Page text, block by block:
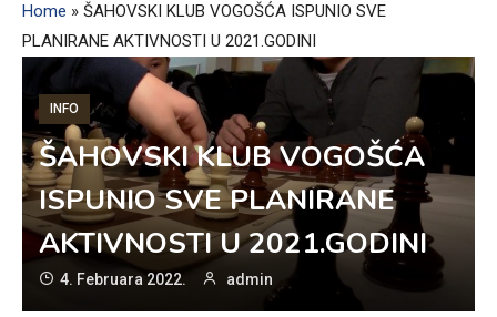
Home » ŠAHOVSKI KLUB VOGOŠĆA ISPUNIO SVE
PLANIRANE AKTIVNOSTI U 2021.GODINI
INFO
ŠAHOVSKI KLUB VOGOŠĆA
ISPUNIO SVE PLANIRANE
AKTIVNOSTI U 2021.GODINI
4. Februara 2022. admin